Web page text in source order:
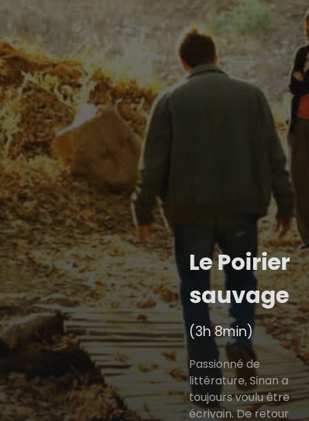
Le Poirier
sauvage
(3h 8min)
Passionné de
littérature, Sinan a
toujours voulu être
écrivain. De retour